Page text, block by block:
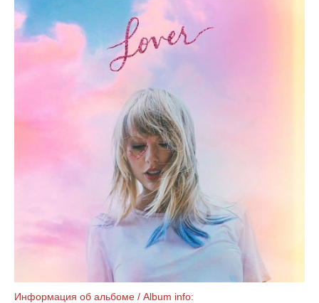
Информация об альбоме / Album info: